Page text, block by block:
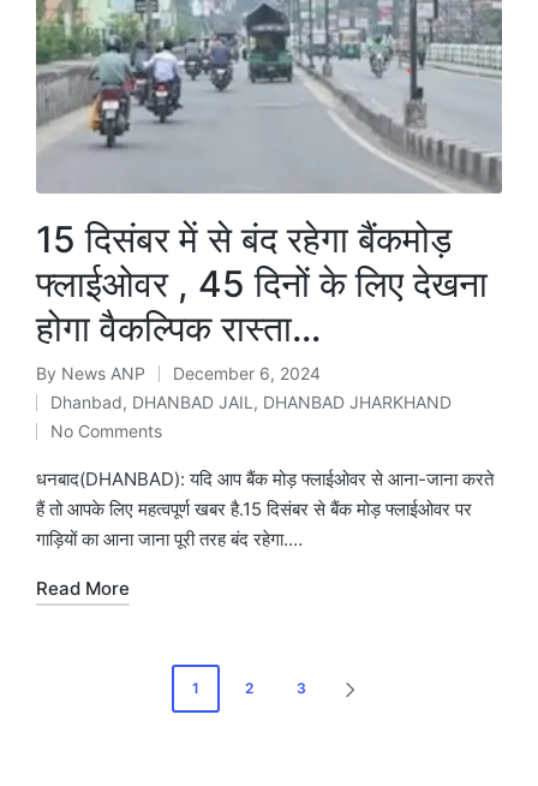
15 दिसंबर में से बंद रहेगा बैंकमोड़
फ्लाईओवर , 45 दिनों के लिए देखना
होगा वैकल्पिक रास्ता…
Posted
by
By News ANP December 6, 2024
Posted
in
Dhanbad, DHANBAD JAIL , DHANBAD JHARKHAND
No Comments
धनबाद(DHANBAD): यदि आप बैंक मोड़ फ्लाईओवर से आना-जाना करते
हैं तो आपके लिए महत्वपूर्ण खबर है.15 दिसंबर से बैंक मोड़ फ्लाईओवर पर
गाड़ियों का आना जाना पूरी तरह बंद रहेगा.…
Read More
1 2 3